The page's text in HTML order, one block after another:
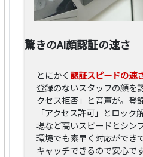
驚きのAI顔認証の速さ
とにかく認証スピードの速
登録のないスタッフの顔
クセス拒否」と音声が。登
「アクセス許可」とロッ
場など高いスピードとシン
環境でも素早く対応ができ
キャッチできるので安心で